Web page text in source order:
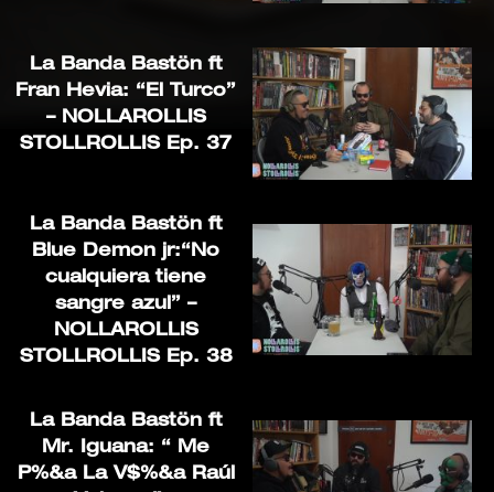
La Banda Bastön ft
Fran Hevia: “El Turco”
– NOLLAROLLIS
STOLLROLLIS Ep. 37
La Banda Bastön ft
Blue Demon jr:“No
cualquiera tiene
sangre azul” –
NOLLAROLLIS
STOLLROLLIS Ep. 38
La Banda Bastön ft
Mr. Iguana: “ Me
P%&a La V$%&a Raúl